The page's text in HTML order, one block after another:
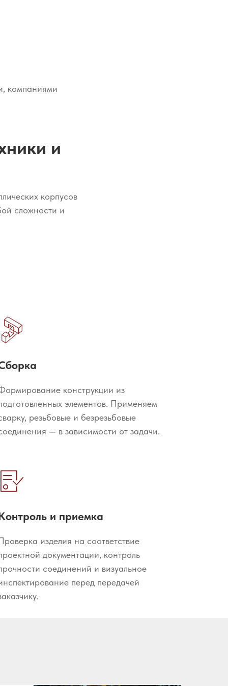
компаниями
и
корпусов
сложности и
конструкции из
элементов. Применяем
резьбовые и безрезьбовые
— в зависимости от задачи.
и приемка
изделия на соответствие
документации, контроль
соединений и визуальное
перед передачей